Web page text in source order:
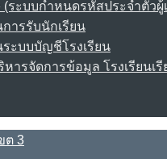
(ระบบกำหนดรหัสประจำตัวผู้
การรับนักเรียน
ระบบบัญชีโรงเรียน
หารจัดการข้อมูล โรงเรียนเ